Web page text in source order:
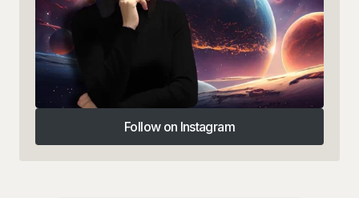
Follow on Instagram
Follow on Instagram